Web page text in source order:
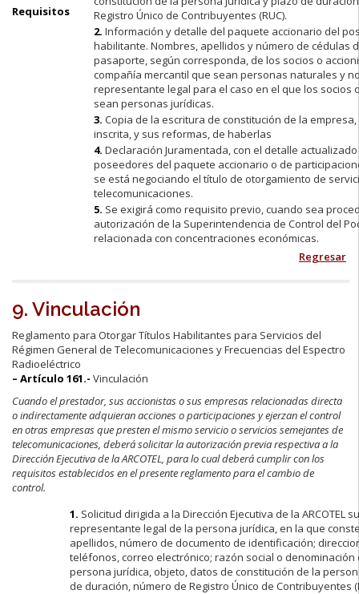
Requisitos
Registro Único de Contribuyentes (RUC).
2. Información y detalle del paquete accionario del
habilitante. Nombres, apellidos y número de cédulas
pasaporte, según corresponda, de los socios o
compañía mercantil que sean personas naturales y
representante legal para el caso en el que los socios
sean personas jurídicas.
3. Copia de la escritura de constitución de la
inscrita, y sus reformas, de haberlas
4. Declaración Juramentada, con el detalle
poseedores del paquete accionario o de
se está negociando el título de otorgamiento de
telecomunicaciones.
5. Se exigirá como requisito previo, cuando sea
autorización de la Superintendencia de Control del
relacionada con concentraciones económicas.
Regresar
9. Vinculación
Reglamento para Otorgar Títulos Habilitantes para Servicios del
Régimen General de Telecomunicaciones y Frecuencias del Espectro
Radioeléctrico
– Artículo 161.- Vinculación
Cuando el prestador, sus accionistas o sus empresas relacionadas directa
o indirectamente adquieran acciones o participaciones y ejerzan el control
en otras empresas que presten el mismo servicio o servicios semejantes de
telecomunicaciones, deberá solicitar la autorización previa respectiva a la
Dirección Ejecutiva de la ARCOTEL, para lo cual deberá cumplir con los
requisitos establecidos en el presente reglamento para el cambio de
control.
1. Solicitud dirigida a la Dirección Ejecutiva de la ARCOTEL
representante legal de la persona jurídica, en la que
apellidos, número de documento de identificación;
teléfonos, correo electrónico; razón social o denominación
persona jurídica, objeto, datos de constitución de la
de duración, número de Registro Único de Contribuyentes